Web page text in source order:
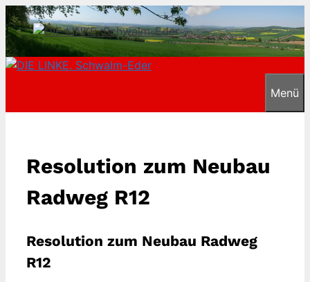
Zum
Inhalt
springen
Menü
Resolution zum Neubau
Radweg R12
Resolution zum Neubau Radweg
R12